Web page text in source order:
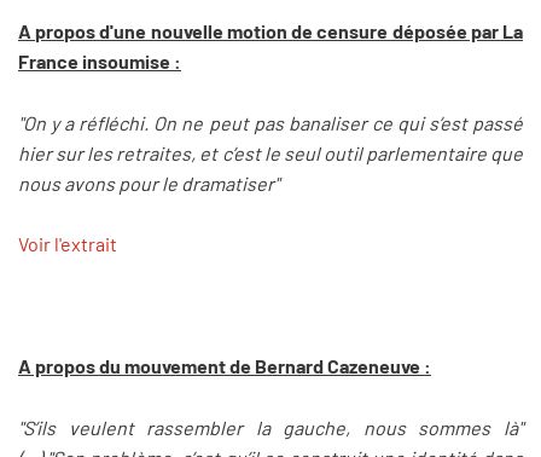
A propos d'une nouvelle motion de censure déposée par La
France insoumise :
"On y a réfléchi. On ne peut pas banaliser ce qui s’est passé
hier sur les retraites, et c’est le seul outil parlementaire que
nous avons pour le dramatiser"
Voir l'extrait
A propos du mouvement de Bernard Cazeneuve :
"S’ils veulent rassembler la gauche, nous sommes là"